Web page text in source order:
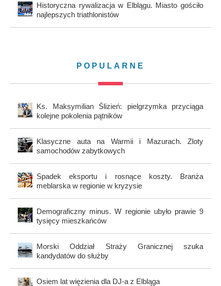
Historyczna rywalizacja w Elblągu. Miasto gościło
najlepszych triathlonistów
POPULARNE
Ks. Maksymilian Ślizień: pielgrzymka przyciąga
kolejne pokolenia pątników
Klasyczne auta na Warmii i Mazurach. Zloty
samochodów zabytkowych
Spadek eksportu i rosnące koszty. Branża
meblarska w regionie w kryzysie
Demograficzny minus. W regionie ubyło prawie 9
tysięcy mieszkańców
Morski Oddział Straży Granicznej szuka
kandydatów do służby
Osiem lat więzienia dla DJ-a z Elbląga